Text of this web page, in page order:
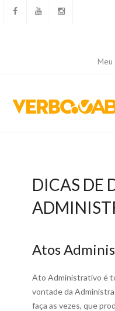
Meu
DICAS DE
Atos
Ato Administrativo é
vontade da
faça as vezes, que